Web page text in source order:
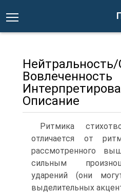
Описание
Ритмика
отличается от
рассмотренного
сильным
ударений (они
выделительных